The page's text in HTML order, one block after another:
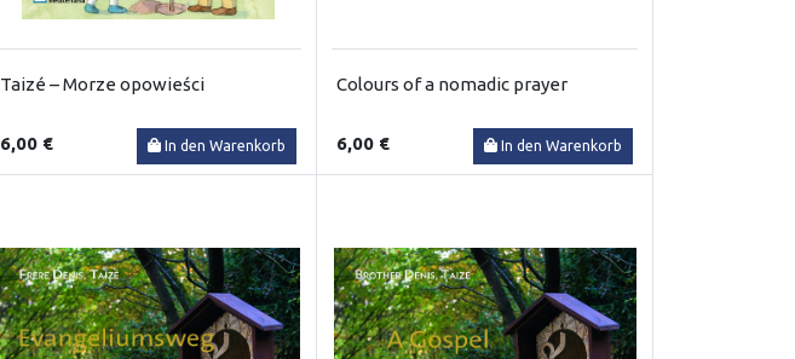
Taizé – Morze opowieści
6,00 € In den Warenkorb
Colours of a nomadic prayer
6,00 € In den Warenkorb